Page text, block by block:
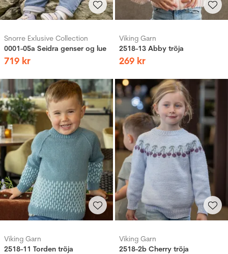
Snorre Exlusive Collection
0001-05a Seidra genser og lue
719 kr
Viking Garn
2518-13 Abby tröja
269 kr
Viking Garn
2518-11 Torden tröja
Viking Garn
2518-2b Cherry tröja